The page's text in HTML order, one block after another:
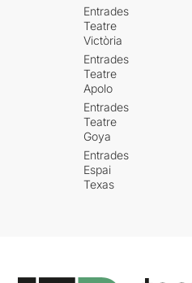
Entrades
Teatre
Victòria
Entrades
Teatre
Apolo
Entrades
Teatre
Goya
Entrades
Espai
Texas